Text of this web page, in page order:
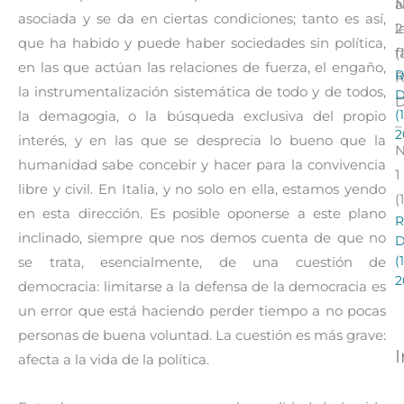
asociada y se da en ciertas condiciones; tanto es así,
que ha habido y puede haber sociedades sin política,
en las que actúan las relaciones de fuerza, el engaño,
la instrumentalización sistemática de todo y de todos,
la demagogia, o la búsqueda exclusiva del propio
interés, y en las que se desprecia lo bueno que la
humanidad sabe concebir y hacer para la convivencia
libre y civil. En Italia, y no solo en ella, estamos yendo
en esta dirección. Es posible oponerse a este plano
inclinado, siempre que nos demos cuenta de que no
se trata, esencialmente, de una cuestión de
democracia: limitarse a la defensa de la democracia es
un error que está haciendo perder tiempo a no pocas
personas de buena voluntad. La cuestión es más grave:
afecta a la vida de la política.
a
–
1
2